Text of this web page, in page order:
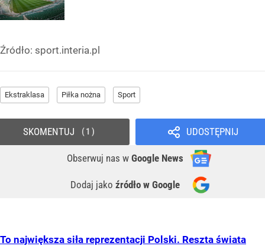
Źródło: sport.interia.pl
Ekstraklasa Piłka nożna Sport
UDOSTĘPNIJ
Obserwuj nas w Google News
Dodaj jako źródło w Google
SKOMENTUJ 1
To największa siła reprezentacji Polski. Reszta świata